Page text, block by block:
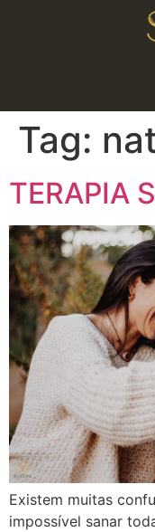
Tag:
TERAPIA
Existem muitas
impossível sanar